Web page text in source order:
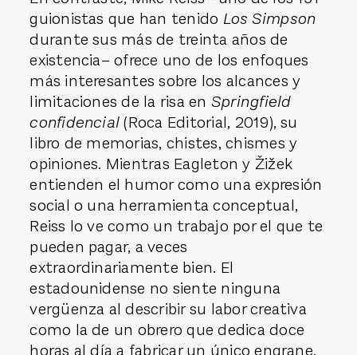
guionistas que han tenido Los Simpson
durante sus más de treinta años de
existencia– ofrece uno de los enfoques
más interesantes sobre los alcances y
limitaciones de la risa en Springfield
confidencial(Roca Editorial, 2019), su
libro de memorias, chistes, chismes y
opiniones. Mientras Eagleton y Žižek
entienden el humor como una expresión
social o una herramienta conceptual,
Reiss lo ve como un trabajo por el que te
pueden pagar, a veces
extraordinariamente bien. El
estadounidense no siente ninguna
vergüenza al describir su labor creativa
como la de un obrero que dedica doce
horas al día a fabricar un único engrane,